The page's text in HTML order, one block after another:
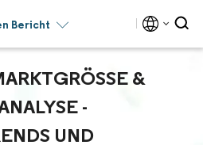
Bericht
& M
- W
UND P